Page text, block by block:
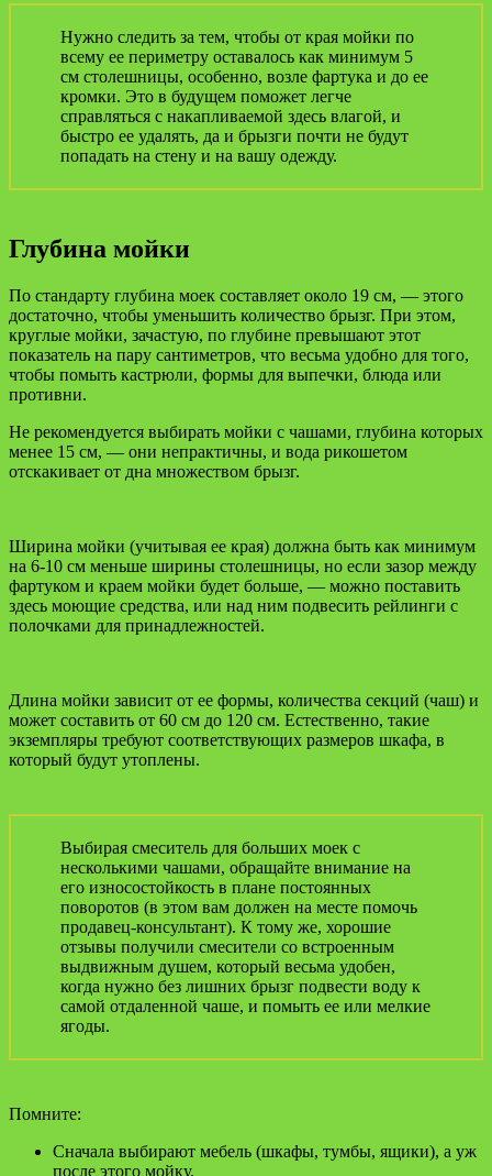
Нужно следить за тем, чтобы от края мойки по
всему ее периметру оставалось как минимум 5
см столешницы, особенно, возле фартука и до ее
кромки. Это в будущем поможет легче
справляться с накапливаемой здесь влагой, и
быстро ее удалять, да и брызги почти не будут
попадать на стену и на вашу одежду.
Глубина мойки
По стандарту глубина моек составляет около 19 см, — этого
достаточно, чтобы уменьшить количество брызг. При этом,
круглые мойки, зачастую, по глубине превышают этот
показатель на пару сантиметров, что весьма удобно для того,
чтобы помыть кастрюли, формы для выпечки, блюда или
противни.
Не рекомендуется выбирать мойки с чашами, глубина которых
менее 15 см, — они непрактичны, и вода рикошетом
отскакивает от дна множеством брызг.
Ширина мойки (учитывая ее края) должна быть как минимум
на 6-10 см меньше ширины столешницы, но если зазор между
фартуком и краем мойки будет больше, — можно поставить
здесь моющие средства, или над ним подвесить рейлинги с
полочками для принадлежностей.
Длина мойки зависит от ее формы, количества секций (чаш) и
может составить от 60 см до 120 см. Естественно, такие
экземпляры требуют соответствующих размеров шкафа, в
который будут утоплены.
Выбирая смеситель для больших моек с
несколькими чашами, обращайте внимание на
его износостойкость в плане постоянных
поворотов (в этом вам должен на месте помочь
продавец-консультант). К тому же, хорошие
отзывы получили смесители со встроенным
выдвижным душем, который весьма удобен,
когда нужно без лишних брызг подвести воду к
самой отдаленной чаше, и помыть ее или мелкие
ягоды.
Помните:
Сначала выбирают мебель (шкафы, тумбы, ящики), а уж
после этого мойку.